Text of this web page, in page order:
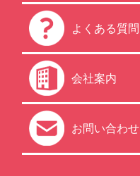
よくある質問
会社案内
お問い合わせ